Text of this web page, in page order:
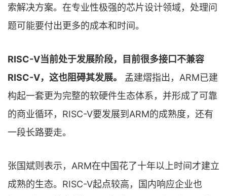
索解决方案。在专业性极强的芯片设计领域，处理问
题可能要付出更多的成本和时间。
RISC-V当前处于发展阶段，目前很多接口不兼容
RISC-V，这也阻碍其发展。
孟建熠指出，ARM已建
构起一套更为完整的软硬件生态体系，并形成了可靠
的商业循环，RISC-V要发展到ARM的成熟度，还有
一段长路要走。
张国斌则表示，ARM在中国花了十年以上时间才建立
成熟的生态。RISC-V起点较高，国内响应企业也